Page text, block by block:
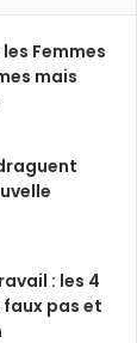
Femmes
mais
: les 4
faux pas et